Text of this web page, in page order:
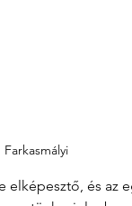
Farkasmályi
és az